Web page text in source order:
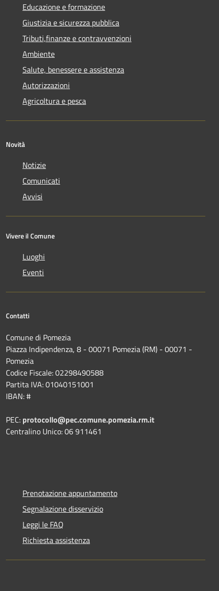
Educazione e formazione
Giustizia e sicurezza pubblica
Tributi,finanze e contravvenzioni
Ambiente
Salute, benessere e assistenza
Autorizzazioni
Agricoltura e pesca
Novità
Notizie
Comunicati
Avvisi
Vivere il Comune
Luoghi
Eventi
Contatti
Comune di Pomezia
Piazza Indipendenza, 8 - 00071 Pomezia (RM) - 00071 -
Pomezia
Codice Fiscale: 02298490588
Partita IVA: 01040151001
IBAN: #
PEC: protocollo@pec.comune.pomezia.rm.it
Centralino Unico: 06 911461
Prenotazione appuntamento
Segnalazione disservizio
Leggi le FAQ
Richiesta assistenza